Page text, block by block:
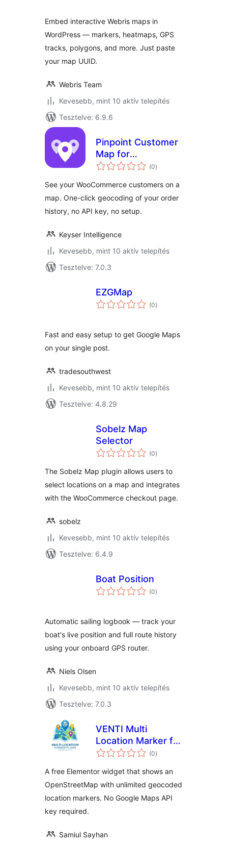
Embed interactive Webris maps in
WordPress — markers, heatmaps, GPS
tracks, polygons, and more. Just paste
your map UUID.
Webris Team
Kevesebb, mint 10 aktív telepítés
Tesztelve: 6.9.6
Pinpoint Customer
Map for
WooCommerce
(0értékelés
összesen
)
See your WooCommerce customers on a
map. One-click geocoding of your order
history, no API key, no setup.
Keyser Intelligence
Kevesebb, mint 10 aktív telepítés
Tesztelve: 7.0.3
EZGMap
(0értékelés
összesen
)
Fast and easy setup to get Google Maps
on your single post.
tradesouthwest
Kevesebb, mint 10 aktív telepítés
Tesztelve: 4.8.29
Sobelz Map
Selector
(0értékelés
összesen
)
The Sobelz Map plugin allows users to
select locations on a map and integrates
with the WooCommerce checkout page.
sobelz
Kevesebb, mint 10 aktív telepítés
Tesztelve: 6.4.9
Boat Position
(0értékelés
összesen
)
Automatic sailing logbook — track your
boat's live position and full route history
using your onboard GPS router.
Niels Olsen
Kevesebb, mint 10 aktív telepítés
Tesztelve: 7.0.3
VENTI Multi
Location Marker for
Elementor
(0értékelés
összesen
)
A free Elementor widget that shows an
OpenStreetMap with unlimited geocoded
location markers. No Google Maps API
key required.
Samiul Sayhan